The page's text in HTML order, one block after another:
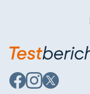
Auf
Facebook
Auf
Instagram
Auf
X